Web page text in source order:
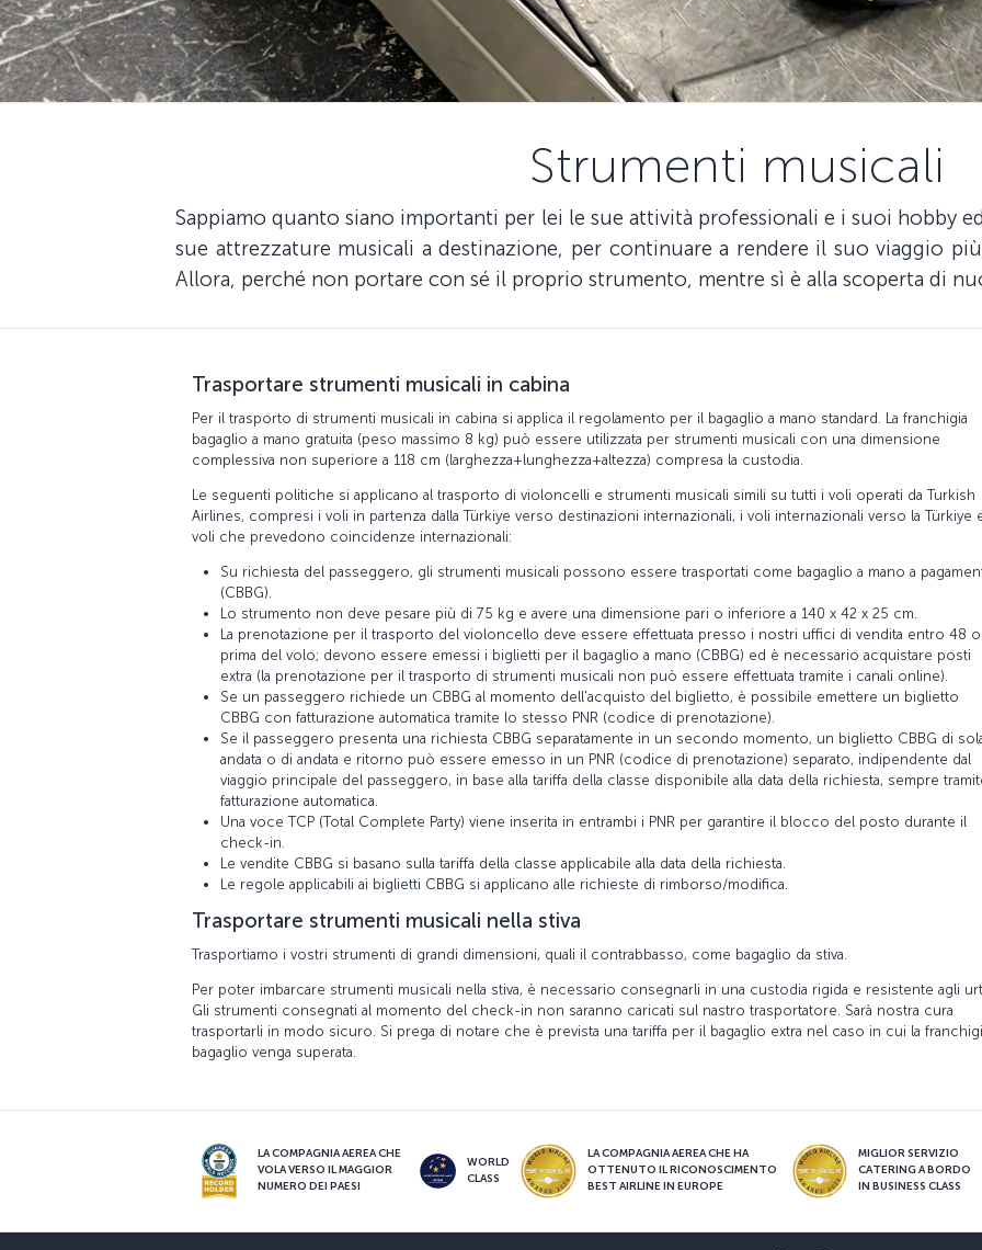
Strumenti musicali
Sappiamo quanto siano importanti per lei le sue attività professionali e i suoi hobby
sue attrezzature musicali a destinazione, per continuare a rendere il suo viaggio
Allora, perché non portare con sé il proprio strumento, mentre sì è alla scoperta di
Trasportare strumenti musicali in cabina
Per il trasporto di strumenti musicali in cabina si applica il regolamento per il bagaglio a mano standard. La franchigia
bagaglio a mano gratuita (peso massimo 8 kg) può essere utilizzata per strumenti musicali con una dimensione
complessiva non superiore a 118 cm (larghezza+lunghezza+altezza) compresa la custodia.
Le seguenti politiche si applicano al trasporto di violoncelli e strumenti musicali simili su tutti i voli operati da Turkish
Airlines, compresi i voli in partenza dalla Türkiye verso destinazioni internazionali, i voli internazionali verso la Türkiye
voli che prevedono coincidenze internazionali:
Su richiesta del passeggero, gli strumenti musicali possono essere trasportati come bagaglio a mano a
(CBBG).
Lo strumento non deve pesare più di 75 kg e avere una dimensione pari o inferiore a 140 x 42 x 25 cm.
La prenotazione per il trasporto del violoncello deve essere effettuata presso i nostri uffici di vendita entro 48
prima del volo; devono essere emessi i biglietti per il bagaglio a mano (CBBG) ed è necessario acquistare posti
extra (la prenotazione per il trasporto di strumenti musicali non può essere effettuata tramite i canali online).
Se un passeggero richiede un CBBG al momento dell'acquisto del biglietto, è possibile emettere un biglietto
CBBG con fatturazione automatica tramite lo stesso PNR (codice di prenotazione).
Se il passeggero presenta una richiesta CBBG separatamente in un secondo momento, un biglietto CBBG di
andata o di andata e ritorno può essere emesso in un PNR (codice di prenotazione) separato, indipendente dal
viaggio principale del passeggero, in base alla tariffa della classe disponibile alla data della richiesta, sempre
fatturazione automatica.
Una voce TCP (Total Complete Party) viene inserita in entrambi i PNR per garantire il blocco del posto durante il
check-in.
Le vendite CBBG si basano sulla tariffa della classe applicabile alla data della richiesta.
Le regole applicabili ai biglietti CBBG si applicano alle richieste di rimborso/modifica.
Trasportare strumenti musicali nella stiva
Trasportiamo i vostri strumenti di grandi dimensioni, quali il contrabbasso, come bagaglio da stiva.
Per poter imbarcare strumenti musicali nella stiva, è necessario consegnarli in una custodia rigida e resistente agli
Gli strumenti consegnati al momento del check-in non saranno caricati sul nastro trasportatore. Sarà nostra cura
trasportarli in modo sicuro. Si prega di notare che è prevista una tariffa per il bagaglio extra nel caso in cui la
bagaglio venga superata.
LA COMPAGNIA AEREA CHE
VOLA VERSO IL MAGGIOR
NUMERO DEI PAESI
WORLD
CLASS
LA COMPAGNIA AEREA CHE HA
OTTENUTO IL RICONOSCIMENTO
BEST AIRLINE IN EUROPE
MIGLIOR SERVIZIO
CATERING A BORDO
IN BUSINESS CLASS